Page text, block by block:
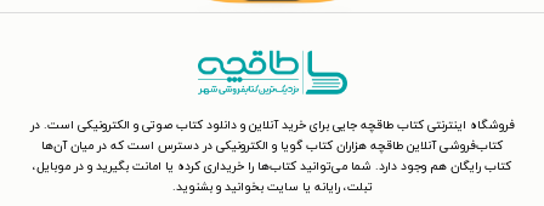
فروشگاه اینترنتی کتاب طاقچه جایی برای خرید آنلاین و دانلود کتاب صوتی و الکترونیکی است. در
کتاب‌فروشی آنلاین طاقچه هزاران کتاب گویا و الکترونیکی در دسترس است که در میان آن‌ها
کتاب رایگان هم وجود دارد. شما می‌توانید کتاب‌ها را خریداری کرده یا امانت بگیرید و در موبایل،
تبلت، رایانه یا سایت بخوانید و بشنوید.